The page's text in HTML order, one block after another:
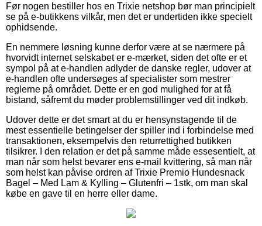
Før nogen bestiller hos en Trixie netshop bør man principielt
se på e-butikkens vilkår, men det er undertiden ikke specielt
ophidsende.
En nemmere løsning kunne derfor være at se nærmere på
hvorvidt internet selskabet er e-mærket, siden det ofte er et
sympol på at e-handlen adlyder de danske regler, udover at
e-handlen ofte undersøges af specialister som mestrer
reglerne på området. Dette er en god mulighed for at få
bistand, såfremt du møder problemstillinger ved dit indkøb.
Udover dette er det smart at du er hensynstagende til de
mest essentielle betingelser der spiller ind i forbindelse med
transaktionen, eksempelvis den returrettighed butikken
tilsikrer. I den relation er det på samme måde essesentielt, at
man når som helst bevarer ens e-mail kvittering, så man når
som helst kan påvise ordren af Trixie Premio Hundesnack
Bagel – Med Lam & Kylling – Glutenfri – 1stk, om man skal
købe en gave til en herre eller dame.